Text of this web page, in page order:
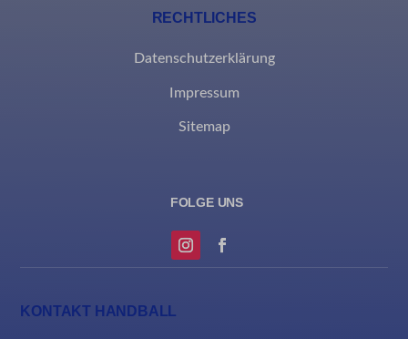
RECHTLICHES
Datenschutzerklärung
Impressum
Sitemap
KONTAKT HANDBALL